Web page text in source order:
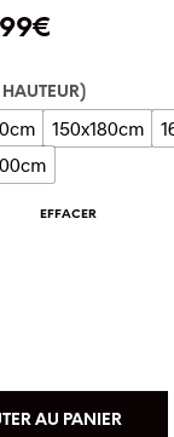
€
HAUTEUR)
150x180cm
EFFACER
AU PANIER